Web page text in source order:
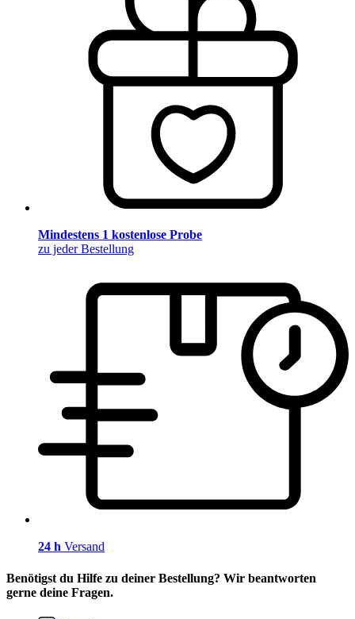
Mindestens 1 kostenlose Probe
zu jeder Bestellung
24 h Versand
Benötigst du Hilfe zu deiner Bestellung? Wir beantworten
gerne deine Fragen.